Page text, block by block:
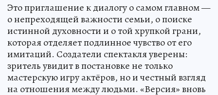
Это приглашение к диалогу о самом главном —
о непреходящей важности семьи, о поиске
истинной духовности и о той хрупкой грани,
которая отделяет подлинное чувство от его
имитаций. Создатели спектакля уверены:
зритель увидит в постановке не только
мастерскую игру актёров, но и честный взгляд
на отношения между людьми. «Версия» вновь